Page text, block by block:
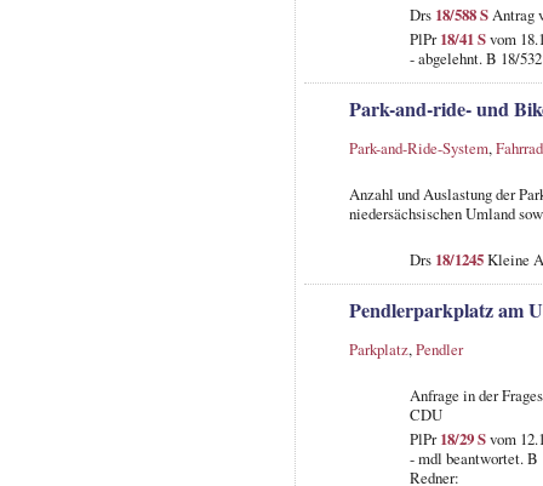
Drs 18/588 SAntrag
PlPr18/41 Svom
- abgelehnt. B 18/
Park-and-ride- und
Park-and-Ride-System,
Anzahl und Auslastung der
niedersächsischen Umland
Drs 18/1245Kleine
Pendlerparkplatz am
Parkplatz,Pendler
Anfrage in der
CDU
PlPr18/29 Svom
- mdl beantwortet. B
Redner: